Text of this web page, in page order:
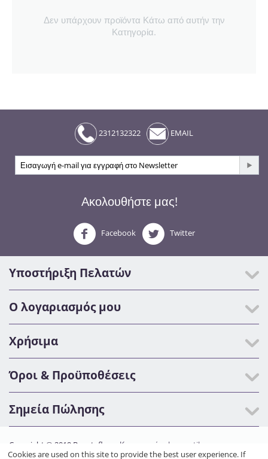
Δεν υπάρχουν προϊόντα Κάτω από αυτήν την
Κατηγορία.
2312132322 EMAIL
Ακολουθήστε μας!
Facebook Twitter
Υποστήριξη Πελατών
Ο λογαριασμός μου
Χρήσιμα
Όροι & Προϋποθέσεις
Σημεία Πώλησης
Copyright © 2019 Beautyfly.gr. Κατασκευή eshop netikon.gr
Cookies are used on this site to provide the best user experience. If